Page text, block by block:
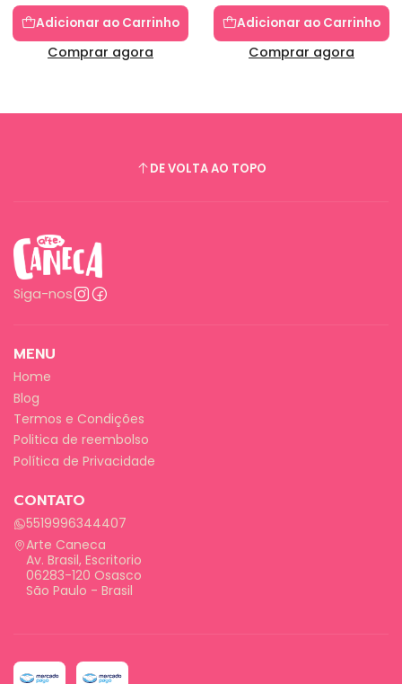
Adicionar ao Carrinho
Comprar agora
Adicionar ao Carrinho
Comprar agora
DE VOLTA AO TOPO
Siga-nos
MENU
Home
Blog
Termos e Condições
Politica de reembolso
Política de Privacidade
CONTATO
5519996344407
Arte Caneca
Av. Brasil, Escritorio
06283-120 Osasco
São Paulo - Brasil